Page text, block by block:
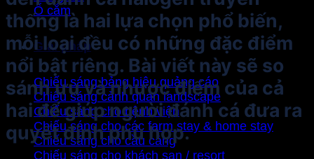
Ổ cắm
Giải pháp
Chiếu sáng bảng hiệu quảng cáo
Chiếu sáng cảnh quan landscape
Chiếu sáng cho bệnh viện
Chiếu sáng cho các farm stay & home stay
Chiếu sáng cho cầu cảng
Chiếu sáng cho khách sạn / resort
thống là hai lựa chọn phổ biến,
mỗi loại đều có những đặc điểm
nổi bật riêng. Bài viết này sẽ so
sánh ưu và nhược điểm của cả
hai để giúp người đánh cá đưa ra
quyết định phù hợp.